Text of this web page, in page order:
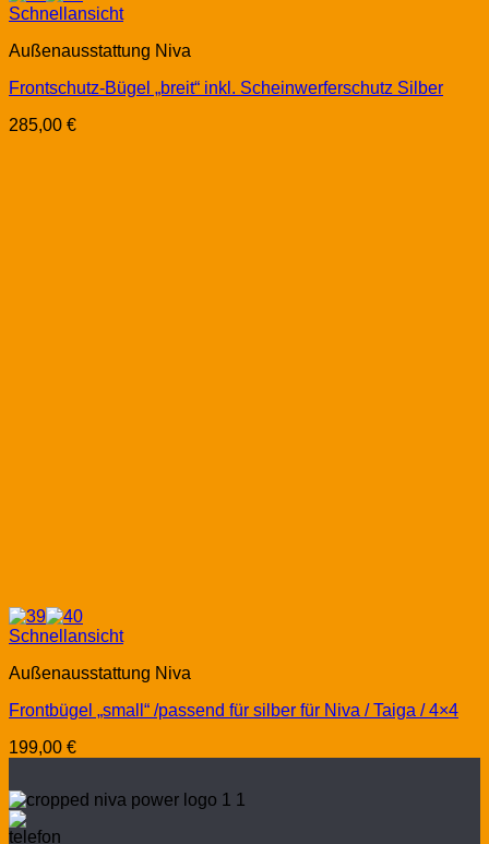
Schnellansicht
Außenausstattung Niva
Frontschutz-Bügel „breit“ inkl. Scheinwerferschutz Silber
285,00 €
Schnellansicht
Außenausstattung Niva
Frontbügel „small“ /passend für silber für Niva / Taiga / 4×4
199,00 €